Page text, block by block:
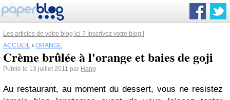
Les articles de votre blog ici ? Inscrivez votre blog !
ACCUEIL › ORANGE
Crème brûlée à l'orange et baies de goji
Publié le 13 juillet 2011 par Hang
Au restaurant, au moment du dessert, vous ne resistez